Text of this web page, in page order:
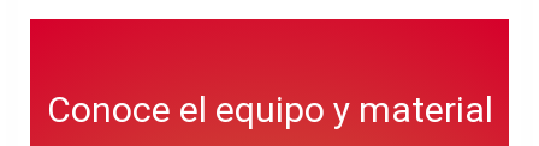
Conoce el equipo y material